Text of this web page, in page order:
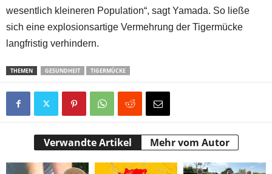
wesentlich kleineren Population“, sagt Yamada. So ließe
sich eine explosionsartige Vermehrung der Tigermücke
langfristig verhindern.
THEMEN GESUNDHEIT TIGERMÜCKE
Verwandte Artikel Mehr vom Autor